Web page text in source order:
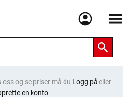
Meny
oss og se priser må du Logg på eller
en konto